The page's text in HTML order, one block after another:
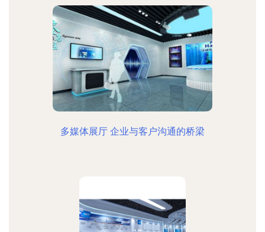
多媒体展厅 企业与客户沟通的桥梁